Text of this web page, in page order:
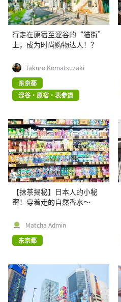
行走在原宿至涩谷的“猫街”
上，成为时尚购物达人！？
Takuro Komatsuzaki
东京都
涩谷・原宿・表参道
【抹茶揭秘】日本人的小秘
密！穿着走的自然香水～
Matcha Admin
东京都